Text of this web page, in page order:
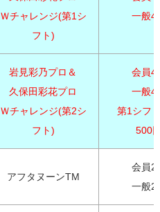
Ｗチャレンジ(第1シ
フト)
一般
岩見彩乃プロ＆
久保田彩花プロ
Ｗチャレンジ(第2シ
フト)
会員
一般
第1シフ
500
アフタヌーンTM
会員
一般